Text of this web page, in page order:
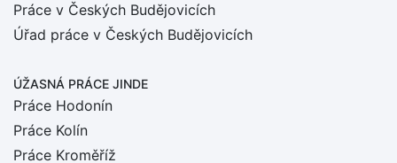
Práce v Českých Budějovicích
Úřad práce v Českých Budějovicích
ÚŽASNÁ PRÁCE JINDE
Práce Hodonín
Práce Kolín
Práce Kroměříž